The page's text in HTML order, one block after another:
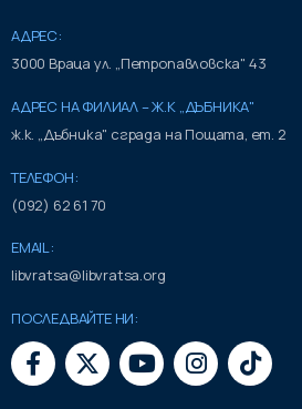
АДРЕС:
3000 Враца ул. „Петропавловска" 43
АДРЕС НА ФИЛИАЛ – Ж.К „ДЪБНИКА"
ж.к. „Дъбника" сграда на Пощата, ет. 2
ТЕЛЕФОН:
(092) 62 61 70
EMAIL:
libvratsa@libvratsa.org
ПОСЛЕДВАЙТЕ НИ: